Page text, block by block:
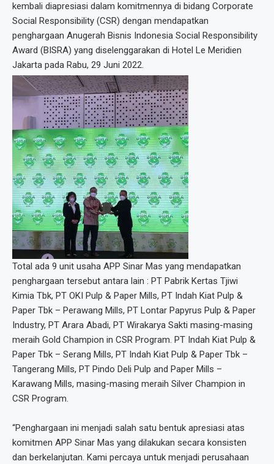
kembali diapresiasi dalam komitmennya di bidang Corporate
Social Responsibility (CSR) dengan mendapatkan
penghargaan Anugerah Bisnis Indonesia Social Responsibility
Award (BISRA) yang diselenggarakan di Hotel Le Meridien
Jakarta pada Rabu, 29 Juni 2022.
Total ada 9 unit usaha APP Sinar Mas yang mendapatkan
penghargaan tersebut antara lain : PT Pabrik Kertas Tjiwi
Kimia Tbk, PT OKI Pulp & Paper Mills, PT Indah Kiat Pulp &
Paper Tbk – Perawang Mills, PT Lontar Papyrus Pulp & Paper
Industry, PT Arara Abadi, PT Wirakarya Sakti masing-masing
meraih Gold Champion in CSR Program. PT Indah Kiat Pulp &
Paper Tbk – Serang Mills, PT Indah Kiat Pulp & Paper Tbk –
Tangerang Mills, PT Pindo Deli Pulp and Paper Mills –
Karawang Mills, masing-masing meraih Silver Champion in
CSR Program.
“Penghargaan ini menjadi salah satu bentuk apresiasi atas
komitmen APP Sinar Mas yang dilakukan secara konsisten
dan berkelanjutan. Kami percaya untuk menjadi perusahaan